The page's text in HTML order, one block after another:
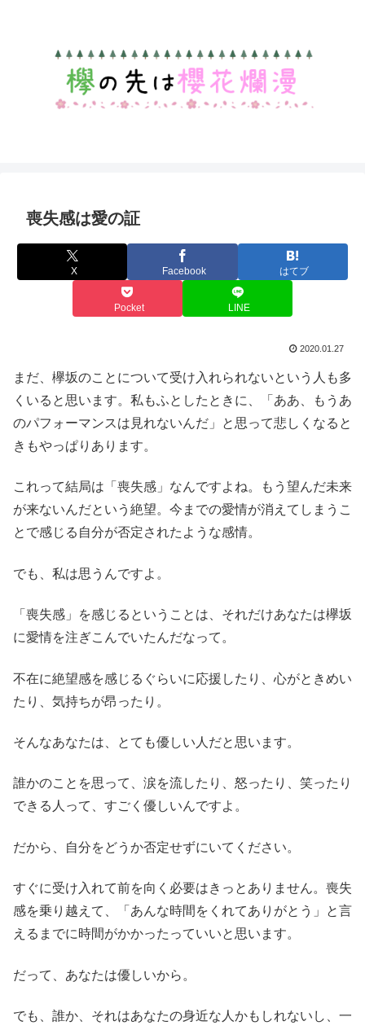
喪失感は愛の証
X Facebook はてブ
Pocket LINE
2020.01.27
まだ、欅坂のことについて受け入れられないという人も多
くいると思います。私もふとしたときに、「ああ、もうあ
のパフォーマンスは見れないんだ」と思って悲しくなると
きもやっぱりあります。
これって結局は「喪失感」なんですよね。もう望んだ未来
が来ないんだという絶望。今までの愛情が消えてしまうこ
とで感じる自分が否定されたような感情。
でも、私は思うんですよ。
「喪失感」を感じるということは、それだけあなたは欅坂
に愛情を注ぎこんでいたんだなって。
不在に絶望感を感じるぐらいに応援したり、心がときめい
たり、気持ちが昂ったり。
そんなあなたは、とても優しい人だと思います。
誰かのことを思って、涙を流したり、怒ったり、笑ったり
できる人って、すごく優しいんですよ。
だから、自分をどうか否定せずにいてください。
すぐに受け入れて前を向く必要はきっとありません。喪失
感を乗り越えて、「あんな時間をくれてありがとう」と言
えるまでに時間がかかったっていいと思います。
だって、あなたは優しいから。
でも、誰か、それはあなたの身近な人かもしれないし、一